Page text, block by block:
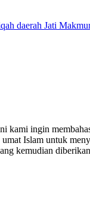
daerah Jati
kami ingin
Islam untuk
kemudian